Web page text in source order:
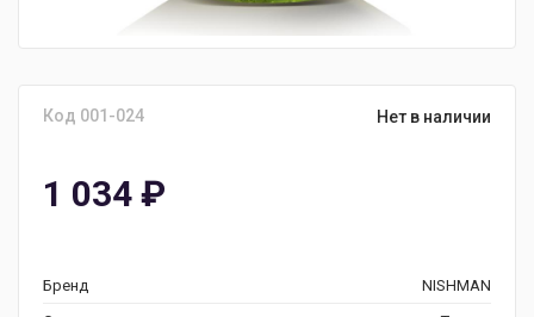
Код 001-024 Нет в наличии
1 034 ₽
Бренд
NISHMAN